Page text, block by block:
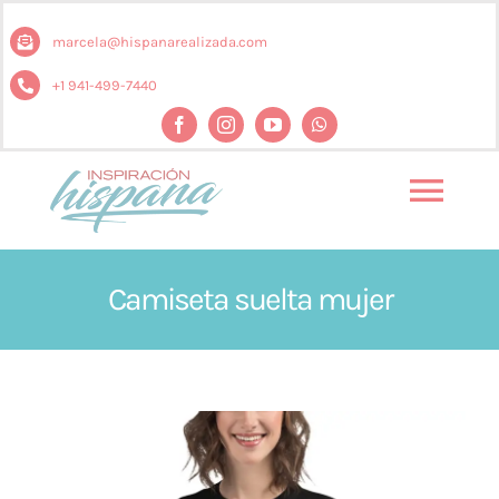
al
contenido
marcela@hispanarealizada.com
+1 941-499-7440
Camiseta suelta mujer